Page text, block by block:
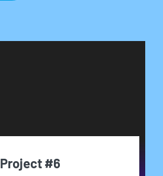
Project #6